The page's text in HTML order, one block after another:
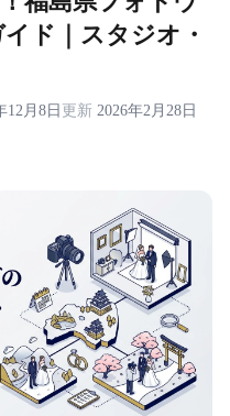
ド｜スタジオ・
12月8日 更新 2026年2月28日